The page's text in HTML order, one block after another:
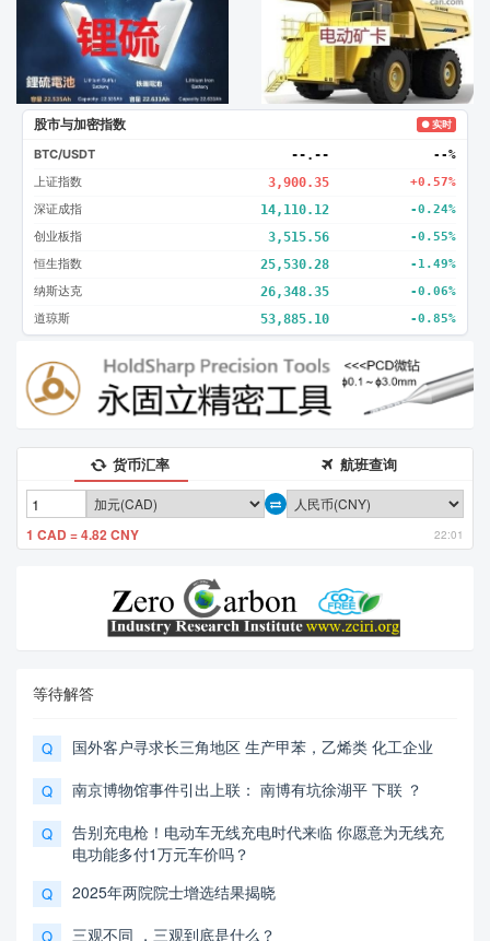
股市与加密指数 ● 实时
BTC/USDT --.-- --%
上证指数 3,900.35 +0.57%
深证成指 14,110.12 -0.24%
创业板指 3,515.56 -0.55%
恒生指数 25,530.28 -1.49%
纳斯达克 26,348.35 -0.06%
道琼斯 53,885.10 -0.85%
货币汇率 航班查询
1 CAD = 4.82 CNY 22:01
等待解答
Q 国外客户寻求长三角地区 生产甲苯，乙烯类 化工企业
Q 南京博物馆事件引出上联： 南博有坑徐湖平 下联 ？
Q
告别充电枪！电动车无线充电时代来临 你愿意为无线充
电功能多付1万元车价吗？
Q 2025年两院院士增选结果揭晓
Q 三观不同 ，三观到底是什么？